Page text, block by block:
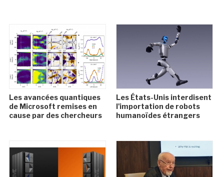
Les avancées quantiques
de Microsoft remises en
cause par des chercheurs
Les États-Unis interdisent
l'importation de robots
humanoïdes étrangers